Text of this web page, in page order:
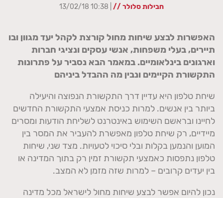
חבילות סלולר //
האפשרות לבצע שיחות מחול קורצת לקהל יעד מגוון ובו
תיירים, בעלי משפחות, אנשי עסקים ונציגי חברות
וארגונים בינלאומיים. במאמר הבא נסביר על פתרונות
התקשורת הקיימים ונבין מה ההבדל ביניהם
שיחת טלפון היא עדיין דרך התקשורת הנפוצה והיעילה
ביותר בין אנשים. למרות כניסת אמצעי התקשורת החדשים
לחיינו ובראשם השימוש באינטרנט לשליחת הודעות ומסרים
מיידיים, רק שיחת טלפון מאפשרת להעביר את המסר בין
המוען והנמען בקלות ובלי סיכוי לטעויות. מצד שני, שיחות
טלפון נתפסות כאמצעי תקשורת זמין רק בתוך המדינה או
בין יעדים קרובים – למרות שזה מזמן לא המצב.
נכון להיום אפשר לבצע שיחות מחול לישראל מכל מדינה